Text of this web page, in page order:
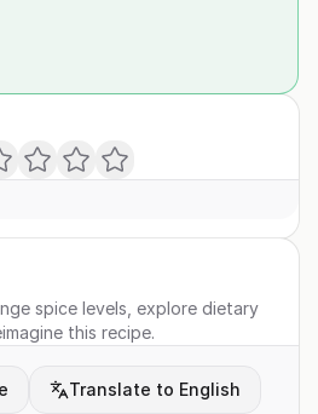
spice levels, explore dietary
this recipe.
Translate to English